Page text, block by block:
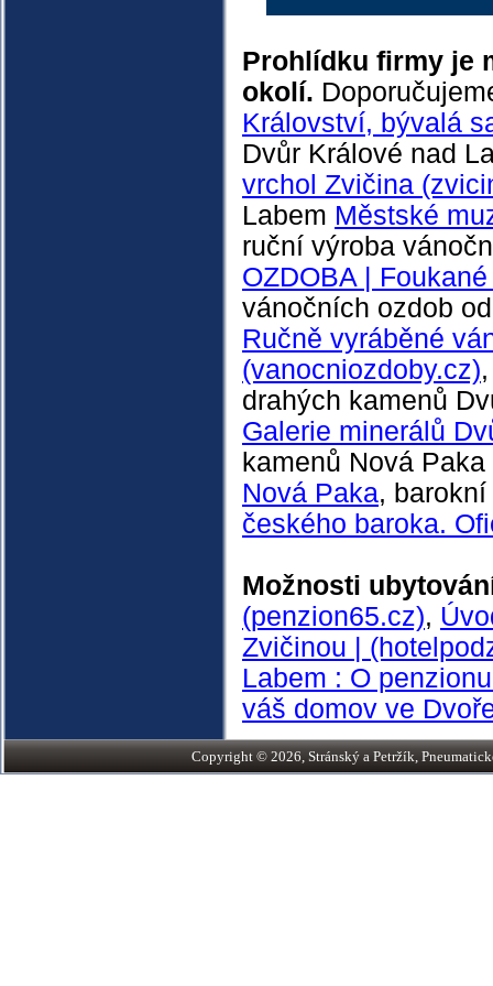
Prohlídku firmy je
okolí.
Království, bývalá
Dvůr Králové nad
vrchol Zvičina
Labem Městské
ruční výroba
OZDOBA |
vánočních ozdob
Ručně vyráběné
(vanocniozdoby.cz)
drahých kamenů
Galerie minerálů
kamenů Nová Paka
Nová Paka,
českého baroka.
Možnosti
(penzion65.cz),
Zvičinou |
Labem : O
váš domov ve
Copyright © 2026, Stránský a Petržík,